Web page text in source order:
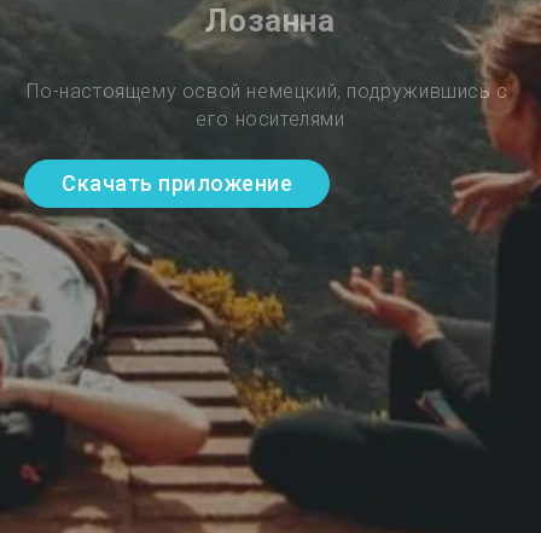
Лозанна
По-настоящему освой немецкий, подружившись с
его носителями
Скачать приложение